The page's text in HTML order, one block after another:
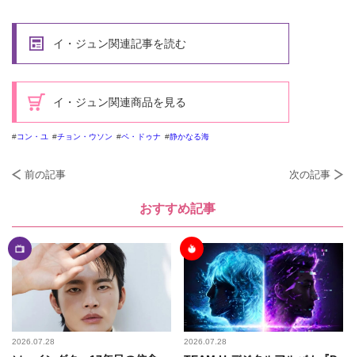
イ・ジュン関連記事を読む
イ・ジュン関連商品を見る
コン・ユ チョン・ウソン ペ・ドゥナ 静かなる海
前の記事 次の記事
おすすめ記事
2026.07.28 2026.07.28